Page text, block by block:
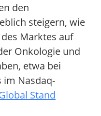
den
steigern, wie
Marktes auf
Onkologie und
etwa bei
im Nasdaq-
Stand